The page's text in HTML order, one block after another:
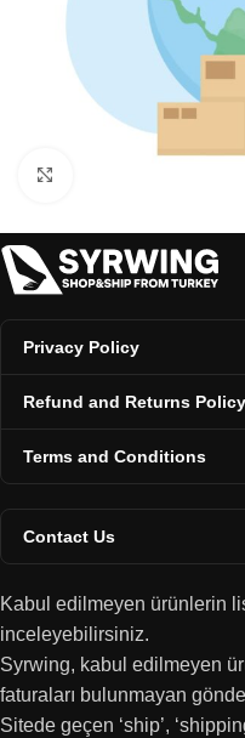
Privacy Policy
Refund and Returns Policy
Terms and Conditions
Contact Us
Kabul edilmeyen ürünlerin
inceleyebilirsiniz.
Syrwing, kabul edilmeyen
faturaları bulunmayan
Sitede geçen ‘ship’,